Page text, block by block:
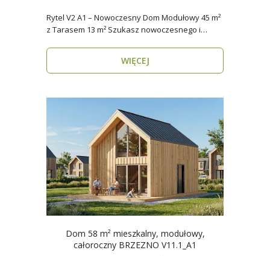
Rytel V2 A1 – Nowoczesny Dom Modułowy 45 m²
z Tarasem 13 m² Szukasz nowoczesnego i
WIĘCEJ
Dom 58 m² mieszkalny, modułowy,
całoroczny BRZEZNO V11.1_A1